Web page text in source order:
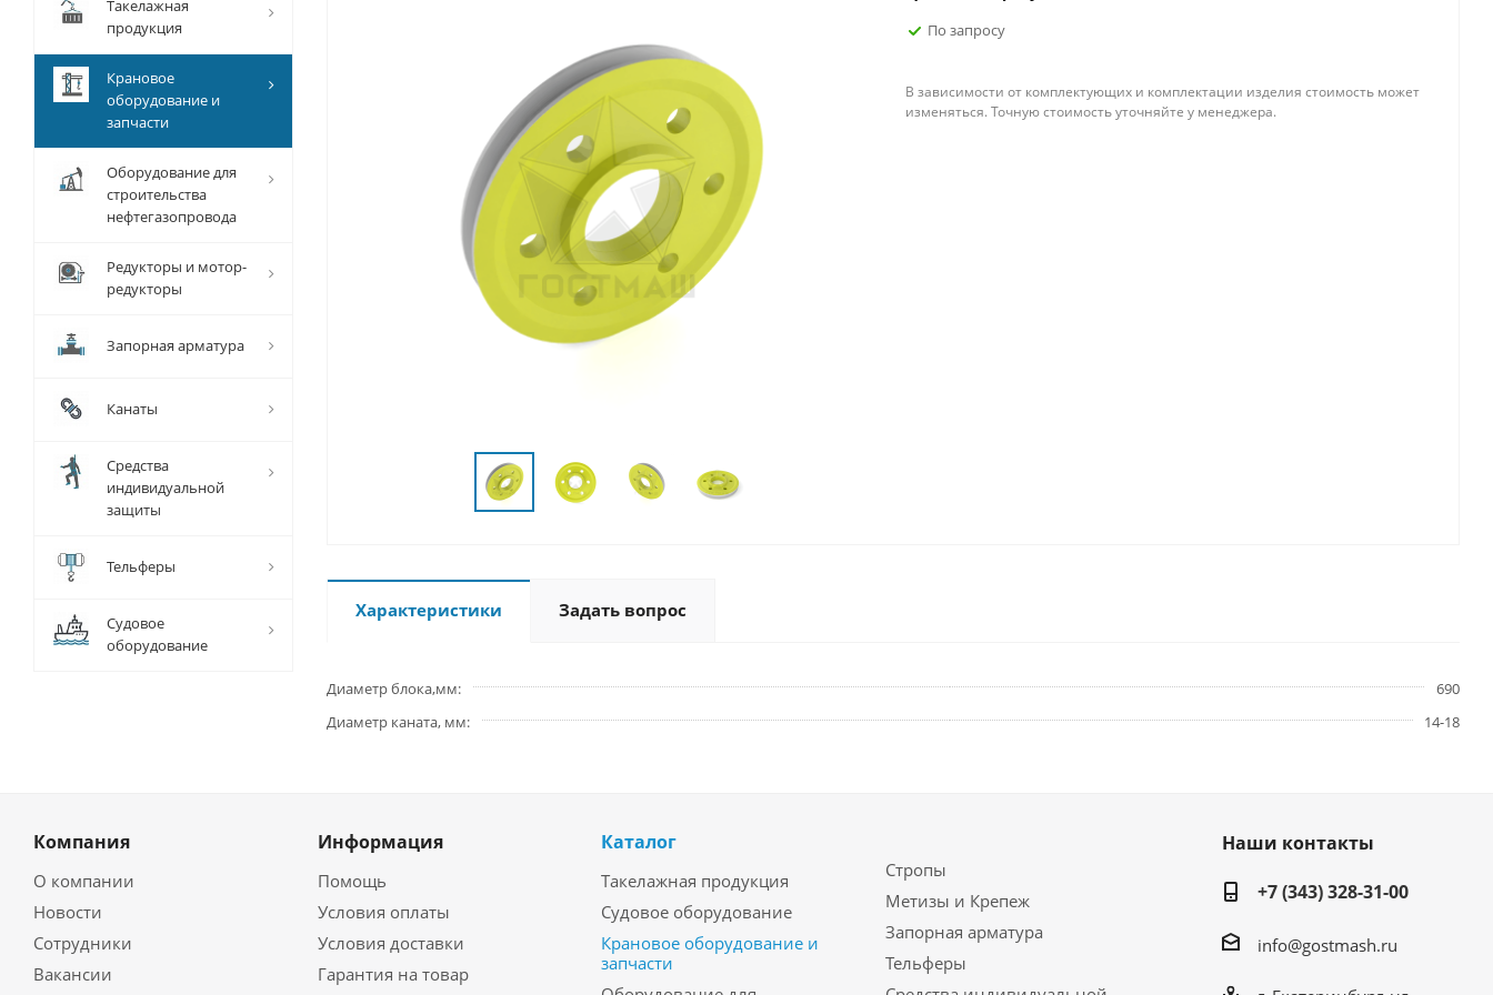
По запросу
В зависимости от комплектующих и комплектации изделия стоимость может
изменяться. Точную стоимость уточняйте у менеджера.
Характеристики Задать вопрос
Диаметр блока,мм
690
Диаметр каната, мм
14-18
Такелажная
продукция
Крановое
оборудование и
запчасти
Оборудование для
строительства
нефтегазопровода
Редукторы и мотор-
редукторы
Запорная арматура
Канаты
Средства
индивидуальной
защиты
Тельферы
Судовое
оборудование
Компания
О компании
Новости
Сотрудники
Вакансии
Информация
Помощь
Условия оплаты
Условия доставки
Гарантия на товар
Каталог
Такелажная продукция
Судовое оборудование
Крановое оборудование и
запчасти
Стропы
Метизы и Крепеж
Запорная арматура
Тельферы
Наши контакты
+7 (343) 328-31-00
info@gostmash.ru